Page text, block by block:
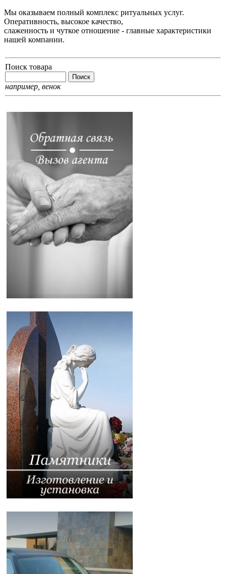
Мы оказываем полный комплекс ритуальных услуг.
Оперативность, высокое качество,
слаженность и чуткое отношение - главные характеристики
нашей компании.
Поиск товара
например, венок